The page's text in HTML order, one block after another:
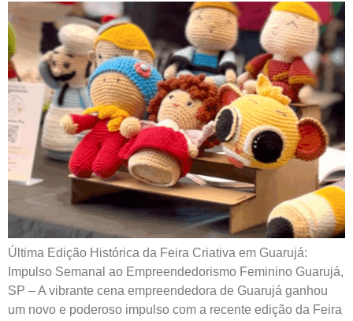
Última Edição Histórica da Feira Criativa em Guarujá:
Impulso Semanal ao Empreendedorismo Feminino Guarujá,
SP – A vibrante cena empreendedora de Guarujá ganhou
um novo e poderoso impulso com a recente edição da Feira